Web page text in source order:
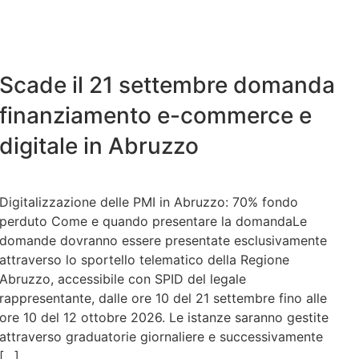
Scade il 21 settembre domanda
finanziamento e-commerce e
digitale in Abruzzo
Digitalizzazione delle PMI in Abruzzo: 70% fondo
perduto Come e quando presentare la domandaLe
domande dovranno essere presentate esclusivamente
attraverso lo sportello telematico della Regione
Abruzzo, accessibile con SPID del legale
rappresentante, dalle ore 10 del 21 settembre fino alle
ore 10 del 12 ottobre 2026. Le istanze saranno gestite
attraverso graduatorie giornaliere e successivamente
[…]